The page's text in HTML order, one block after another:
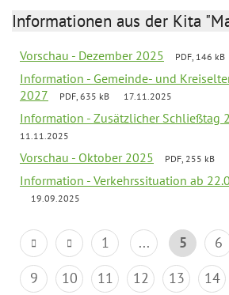
Informationen aus der Kita
Vorschau - Dezember 2025 PDF, 146 kB
Information - Gemeinde- und
2027
PDF, 635 kB 17.11.2025
Information - Zusätzlicher Schließtag
11.11.2025
Vorschau - Oktober 2025 PDF, 255 kB
Information - Verkehrssituation ab
19.09.2025
1 ... 5 6
9
10 11 12 13 14